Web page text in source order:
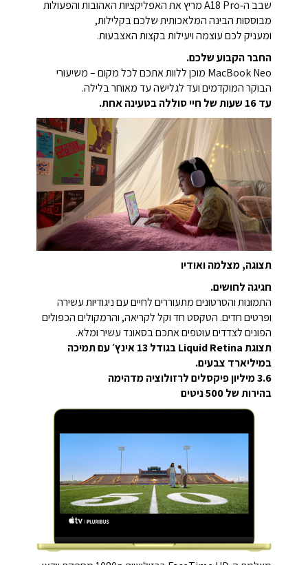
שבב ה‑A18 Pro מריץ את האפליקציות האהובות והפעולות
מבוססות הבינה המלאכותית שלכם בקלילות,
ומעניק לכם עוצמה ויעילות בקצות האצבעות.
החבר הקבוע שלכם.
MacBook Neo מוכן ללוות אתכם לכל מקום – משיעורי
הבוקר המוקדמים ועד לגלישה עד מאוחר בלילה.
עד 16 שעות של חיי סוללה בטעינה אחת.
תצוגה, מצלמה ואודיו
חגיגה לחושים.
התמונות והסרטונים מתעוררים לחיים עם ניגודיות עשירה
ופרטים חדים. הטקסט חד וקל לקריאה, והרמקולים הכפולים
הפונים לצדדים עוטפים אתכם בסאונד עשיר ומלא.
תצוגת Liquid Retina בגודל ‎13 אינץ׳‎ עם תמיכה
במיליארד צבעים.
3.6 מיליון פיקסלים לרזולוציה מדהימה
בהירות של ‎500‎ ניטים